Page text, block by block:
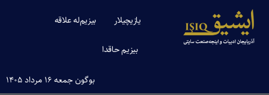
یازیچیلار بیزیم‌له علاقه
بیزیم حاقدا
بوگون جمعه ۱۶ مرداد ۱۴۰۵